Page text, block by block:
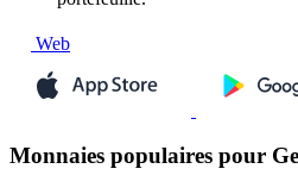
Web
Monnaies populaires pour